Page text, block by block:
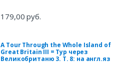
179,00 руб.
A Tour Through the Whole Island of
Great Britain III = Тур через
Великобританю 3. Т. 8: на англ.яз